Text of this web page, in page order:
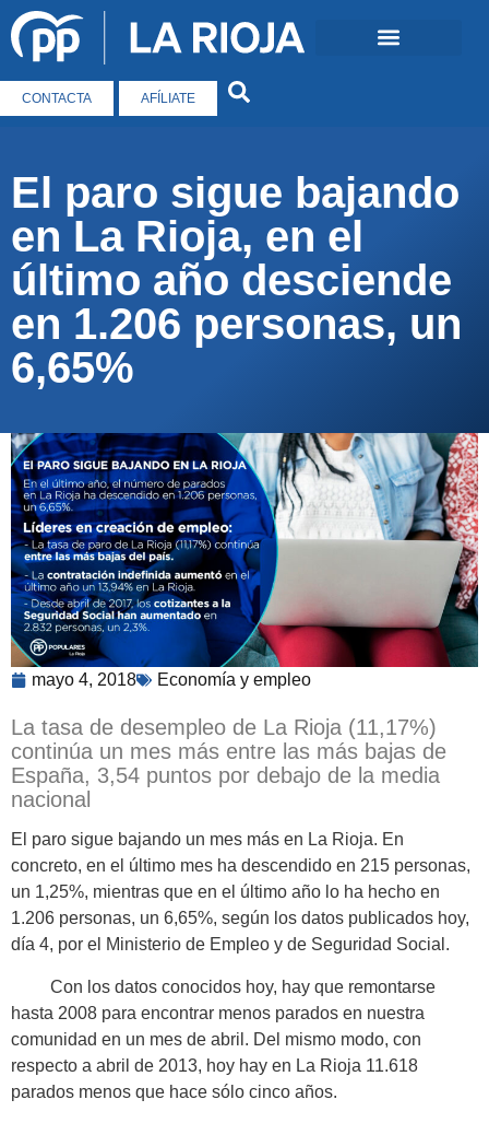
CONTACTA AFÍLIATE
El paro sigue bajando
en La Rioja, en el
último año desciende
en 1.206 personas, un
6,65%
mayo 4, 2018 Economía y empleo
La tasa de desempleo de La Rioja (11,17%)
continúa un mes más entre las más bajas de
España, 3,54 puntos por debajo de la media
nacional
El paro sigue bajando un mes más en La Rioja. En
concreto, en el último mes ha descendido en 215 personas,
un 1,25%, mientras que en el último año lo ha hecho en
1.206 personas, un 6,65%, según los datos publicados hoy,
día 4, por el Ministerio de Empleo y de Seguridad Social.
Con los datos conocidos hoy, hay que remontarse
hasta 2008 para encontrar menos parados en nuestra
comunidad en un mes de abril. Del mismo modo, con
respecto a abril de 2013, hoy hay en La Rioja 11.618
parados menos que hace sólo cinco años.